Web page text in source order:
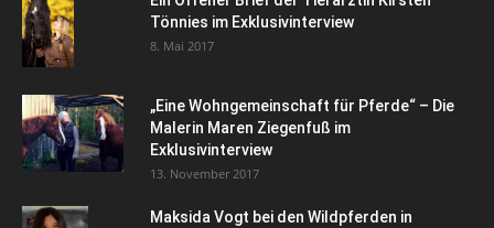
Tönnies im Exklusivinterview
8. Mai 2017
„Eine Wohngemeinschaft für Pferde“ – Die
Malerin Maren Ziegenfuß im
Exklusivinterview
13. November 2017
Maksida Vogt bei den Wildpferden in